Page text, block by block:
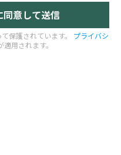
保護されています。
プライバシ
適用されます。